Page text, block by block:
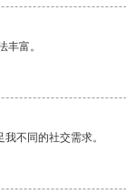
丰富。
不同的社交需求。